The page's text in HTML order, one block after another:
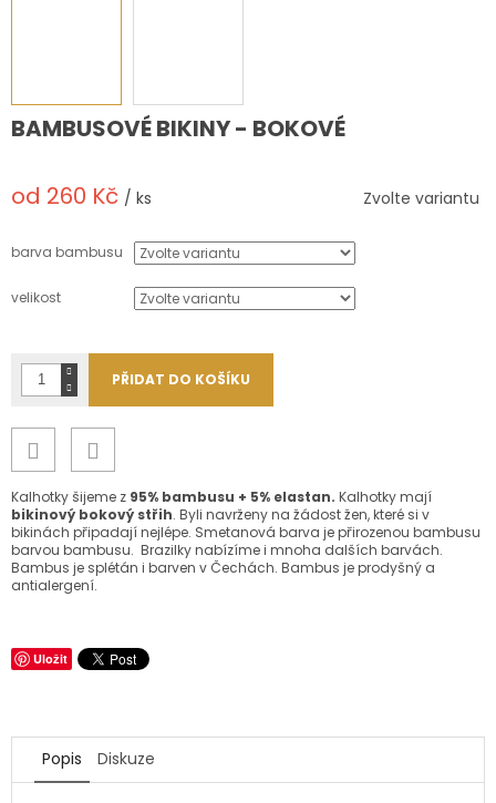
BAMBUSOVÉ BIKINY - BOKOVÉ
od 260 Kč / ks
cena:
Zvolte variantu
barva bambusu
velikost
PŘIDAT DO KOŠÍKU
Kalhotky šijeme z 95% bambusu + 5% elastan. Kalhotky mají
bikinový bokový střih. Byli navrženy na žádost žen, které si v
bikinách připadají nejlépe. Smetanová barva je přirozenou bambusu
barvou bambusu. Brazilky nabízíme i mnoha dalších barvách.
Bambus je splétán i barven v Čechách. Bambus je prodyšný a
antialergení.
Uložit
Popis Diskuze